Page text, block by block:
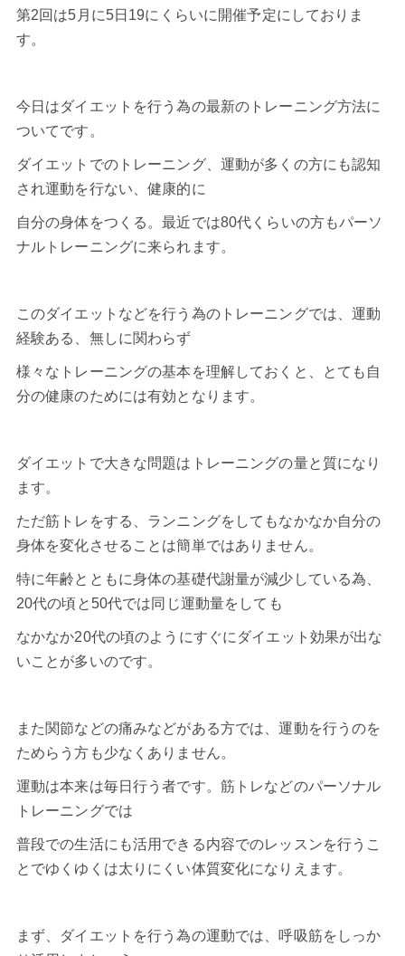
第2回は5月に5日19にくらいに開催予定にしておりま
す。
今日はダイエットを行う為の最新のトレーニング方法に
ついてです。
ダイエットでのトレーニング、運動が多くの方にも認知
され運動を行ない、健康的に
自分の身体をつくる。最近では80代くらいの方もパーソ
ナルトレーニングに来られます。
このダイエット などを行う為のトレーニングでは、運動
経験ある、無しに関わらず
様々なトレーニングの基本を理解しておくと、とても自
分の健康のためには有効となります。
ダイエット で大きな問題はトレーニングの量と質になり
ます。
ただ筋トレをする、ランニングをしてもなかなか自分の
身体を変化させることは簡単ではありません。
特に年齢とともに身体の基礎代謝量が減少している為、
20代の頃と50代では同じ運動量をしても
なかなか20代の頃のようにすぐにダイエット効果が出な
いことが多いのです。
また関節などの痛みなどがある方では、運動を行うのを
ためらう方も少なくありません。
運動は本来は毎日行う者です。筋トレなどのパーソナル
トレーニングでは
普段での生活にも活用できる内容でのレッスンを行うこ
とでゆくゆくは太りにくい体質変化になりえます。
まず、ダイエットを行う為の運動では、呼吸筋をしっか